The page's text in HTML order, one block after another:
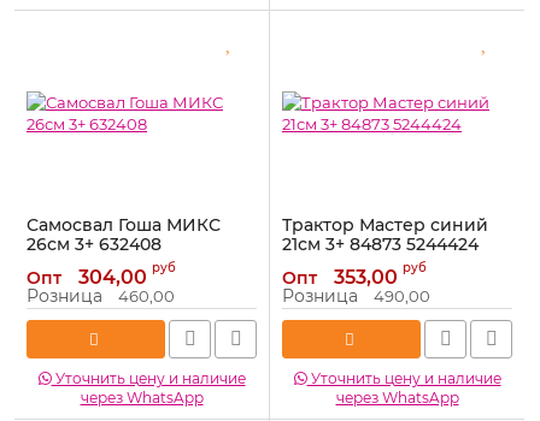
Самосвал Гоша МИКС
26см 3+ 632408
Артикул: 632408
Опт 304,00 руб
Розница 460,00
Уточнить цену и наличие
через WhatsApp
Трактор Мастер синий
21см 3+ 84873 5244424
Артикул: 5244424
Опт 353,00 руб
Розница 490,00
Уточнить цену и наличие
через WhatsApp